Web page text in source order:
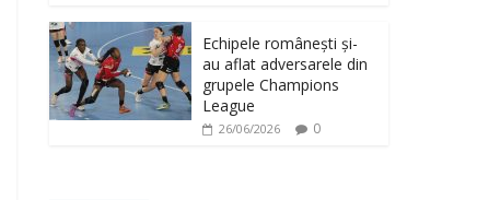
Echipele românești și-
au aflat adversarele din
grupele Champions
League
26/06/2026 0